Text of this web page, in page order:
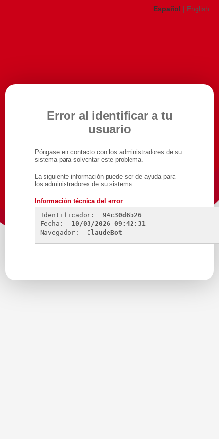
Español | English
Error al identificar a tu
usuario
Póngase en contacto con los administradores de su
sistema para solventar este problema.
La siguiente información puede ser de ayuda para
los administradores de su sistema:
Información técnica del error
Identificador:
94c30d6b26
Fecha:
10/08/2026 09:42:31
Navegador:
ClaudeBot